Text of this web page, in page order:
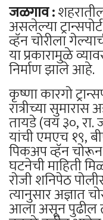
जळगाव :
असलेल्या
व्हॅन चोरीला
या प्रकारामुळे
निर्माण झाले आहे.
कृष्णा कारगो
रात्रीच्या सुमारास
तायडे (वय ३०, रा.
यांची एमएच १९,
पिकअप व्हॅन
घटनेची माहिती
रोजी शनिपेठ
त्यानुसार अज्ञात
आला असून पुढील